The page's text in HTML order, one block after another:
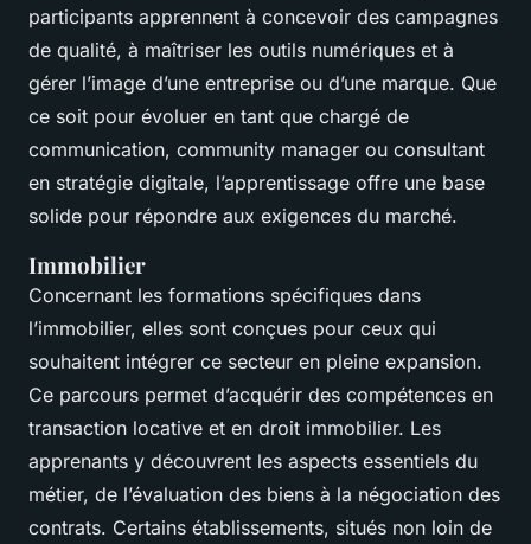
participants apprennent à concevoir des campagnes
de qualité, à maîtriser les outils numériques et à
gérer l’image d’une entreprise ou d’une marque. Que
ce soit pour évoluer en tant que chargé de
communication, community manager ou consultant
en stratégie digitale, l’apprentissage offre une base
solide pour répondre aux exigences du marché.
Immobilier
Concernant les formations spécifiques dans
l’immobilier, elles sont conçues pour ceux qui
souhaitent intégrer ce secteur en pleine expansion.
Ce parcours permet d’acquérir des compétences en
transaction locative et en droit immobilier. Les
apprenants y découvrent les aspects essentiels du
métier, de l’évaluation des biens à la négociation des
contrats. Certains établissements, situés non loin de